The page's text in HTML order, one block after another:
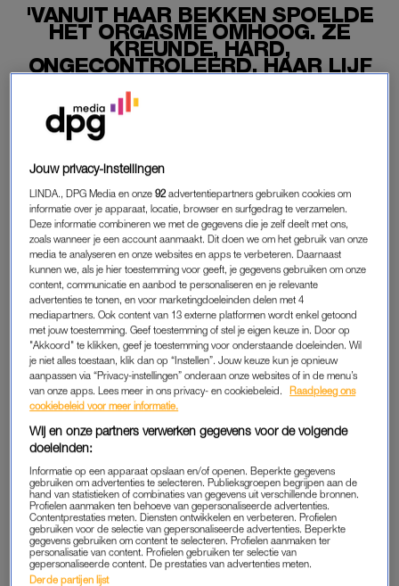
'VANUIT HAAR BEKKEN SPOELDE
HET ORGASME OMHOOG. ZE
KREUNDE, HARD,
ONGECONTROLEERD. HAAR LIJF
SCHOKTE'
LEES VERDER MET
PREMIUM
Krijg onbeperkt toegang tot alle
artikelen
Lees LINDA.magazine online
Geniet van te gekke winacties en
lekkere puzzels
Maandelijks opzegbaar
START GRATIS MAAND
Daarna €5,95 per maand
Al abonnee? Log in
Jouw privacy-instellingen
LINDA., DPG Media en onze92 advertentiepartners gebruiken cookies om
informatie over je apparaat, locatie, browser en surfgedrag te verzamelen.
Deze informatie combineren we met de gegevens die je zelf deelt met ons,
zoals wanneer je een account aanmaakt. Dit doen we om het gebruik van onze
media te analyseren en onze websites en apps te verbeteren. Daarnaast
kunnen we, als je hier toestemming voor geeft, je gegevens gebruiken om onze
content, communicatie en aanbod te personaliseren en je relevante
advertenties te tonen, en voor marketingdoeleinden delen met 4
mediapartners. Ook content van 13 externe platformen wordt enkel getoond
met jouw toestemming. Geef toestemming of stel je eigen keuze in. Door op
"Akkoord" te klikken, geef je toestemming voor onderstaande doeleinden. Wil
je niet alles toestaan, klik dan op “Instellen”. Jouw keuze kun je opnieuw
aanpassen via “Privacy-instellingen” onderaan onze websites of in de menu’s
van onze apps. Lees meer in ons privacy- en cookiebeleid.
Raadpleeg ons
cookiebeleid voor meer informatie.
Wij en onze partners verwerken gegevens voor de volgende
doeleinden:
Informatie op een apparaat opslaan en/of openen. Beperkte gegevens
gebruiken om advertenties te selecteren. Publieksgroepen begrijpen aan de
hand van statistieken of combinaties van gegevens uit verschillende bronnen.
Profielen aanmaken ten behoeve van gepersonaliseerde advertenties.
Contentprestaties meten. Diensten ontwikkelen en verbeteren. Profielen
gebruiken voor de selectie van gepersonaliseerde advertenties. Beperkte
gegevens gebruiken om content te selecteren. Profielen aanmaken ter
personalisatie van content. Profielen gebruiken ter selectie van
gepersonaliseerde content. De prestaties van advertenties meten.
Derde partijen lijst